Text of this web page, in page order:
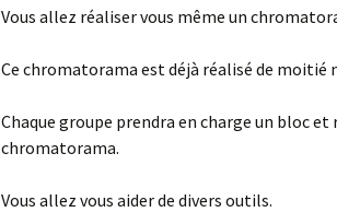
Vous allez réaliser vous même un
Ce chromatorama est déjà réalisé de moitié
Chaque groupe prendra en charge un bloc
chromatorama.
Vous allez vous aider de divers outils.